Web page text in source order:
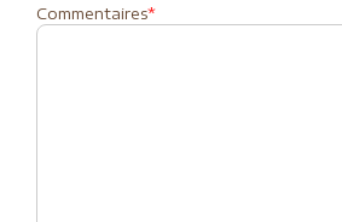
Commentaires*